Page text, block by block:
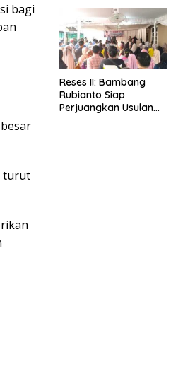
bagi
turut
Reses II: Bambang
Rubianto Siap
Perjuangkan Usulan